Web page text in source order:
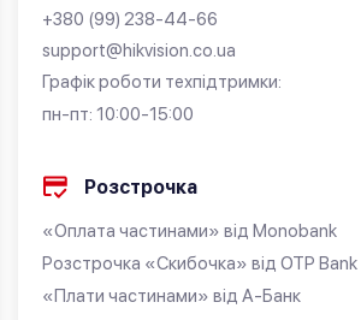
+380 (99) 238-44-66
support@hikvision.co.ua
Графік роботи техпідтримки:
пн-пт: 10:00-15:00
Розстрочка
«Оплата частинами» від Monobank
Розстрочка «Скибочка» від OTP Bank
«Плати частинами» від А-Банк